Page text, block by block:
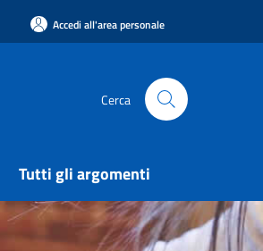
Accedi all'area personale
Cerca
Tutti gli argomenti